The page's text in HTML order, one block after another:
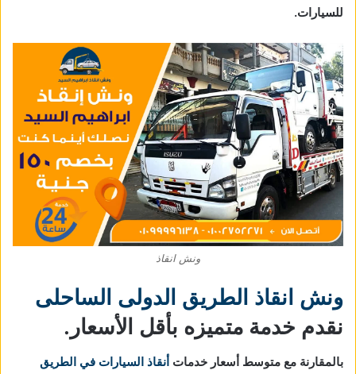
للسيارات.
ونش انقاذ
ونش انقاذ الطريق الدولى الساحلى
نقدم خدمة متميزه بأقل الأسعار.
بالمقارنة مع متوسط أسعار خدمات أنقاذ السيارات في الطريق